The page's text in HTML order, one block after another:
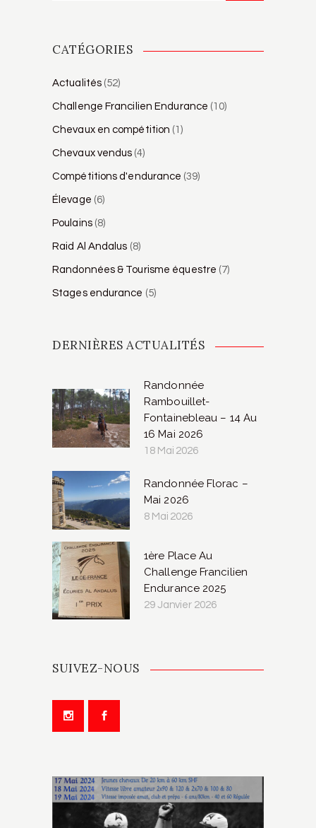
CATÉGORIES
Actualités (52)
Challenge Francilien Endurance (10)
Chevaux en compétition (1)
Chevaux vendus (4)
Compétitions d'endurance (39)
Élevage (6)
Poulains(8)
Raid Al Andalus (8)
Randonnées & Tourisme équestre (7)
Stages endurance (5)
DERNIÈRES ACTUALITÉS
Randonnée
Rambouillet-
Fontainebleau – 14 Au
16 Mai 2026
18 Mai 2026
Randonnée Florac –
Mai 2026
8 Mai 2026
1ère Place Au
Challenge Francilien
Endurance 2025
29 Janvier 2026
SUIVEZ-NOUS